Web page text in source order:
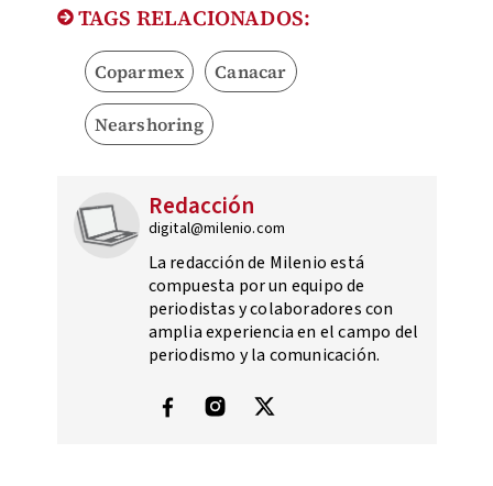
TAGS RELACIONADOS:
Coparmex Canacar
Nearshoring
Redacción
digital@milenio.com
La redacción de Milenio está
compuesta por un equipo de
periodistas y colaboradores con
amplia experiencia en el campo del
periodismo y la comunicación.